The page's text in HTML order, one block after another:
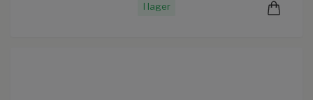
I lager